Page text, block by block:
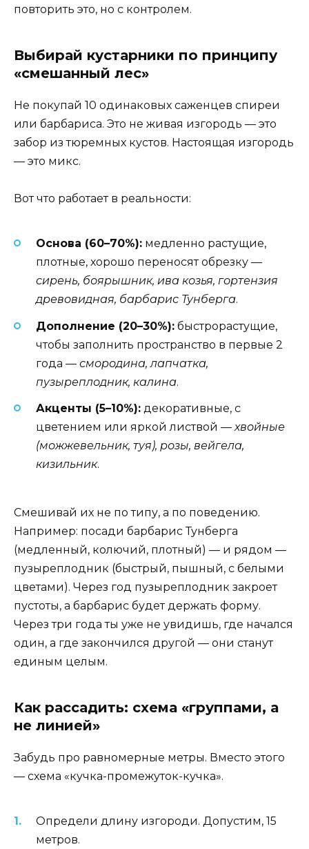
повторить это, но с контролем.
Выбирай кустарники по принципу
«смешанный лес»
Не покупай 10 одинаковых саженцев спиреи
или барбариса. Это не живая изгородь — это
забор из тюремных кустов. Настоящая изгородь
— это микс.
Вот что работает в реальности:
Основа (60–70%): медленно растущие,
плотные, хорошо переносят обрезку —
сирень, боярышник, ива козья, гортензия
древовидная, барбарис Тунберга.
Дополнение (20–30%): быстрорастущие,
чтобы заполнить пространство в первые 2
года — смородина, лапчатка,
пузыреплодник, калина.
Акценты (5–10%): декоративные, с
цветением или яркой листвой — хвойные
(можжевельник, туя), розы, вейгела,
кизильник.
Смешивай их не по типу, а по поведению.
Например: посади барбарис Тунберга
(медленный, колючий, плотный) — и рядом —
пузыреплодник (быстрый, пышный, с белыми
цветами). Через год пузыреплодник закроет
пустоты, а барбарис будет держать форму.
Через три года ты уже не увидишь, где начался
один, а где закончился другой — они станут
единым целым.
Как рассадить: схема «группами, а
не линией»
Забудь про равномерные метры. Вместо этого
— схема «кучка-промежуток-кучка».
Определи длину изгороди. Допустим, 15
метров.